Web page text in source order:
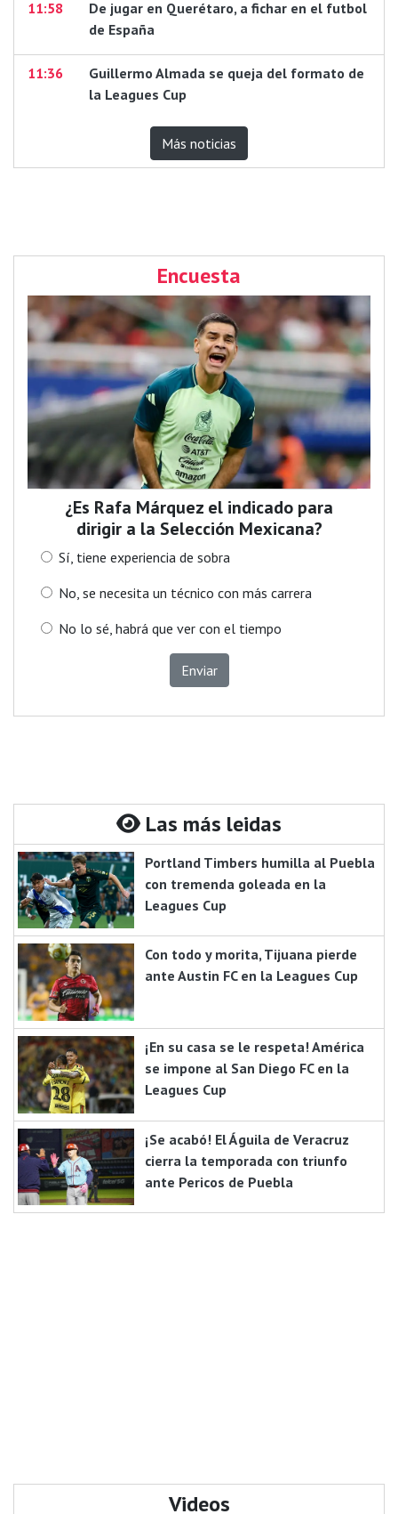
11:58
De jugar en Querétaro, a fichar en el futbol
de España
11:36
Guillermo Almada se queja del formato de
la Leagues Cup
Más noticias
Encuesta
¿Es Rafa Márquez el indicado para
dirigir a la Selección Mexicana?
Sí, tiene experiencia de sobra
No, se necesita un técnico con más carrera
No lo sé, habrá que ver con el tiempo
Enviar
Las más leidas
Portland Timbers humilla al Puebla
con tremenda goleada en la
Leagues Cup
Con todo y morita, Tijuana pierde
ante Austin FC en la Leagues Cup
¡En su casa se le respeta! América
se impone al San Diego FC en la
Leagues Cup
¡Se acabó! El Águila de Veracruz
cierra la temporada con triunfo
ante Pericos de Puebla
Videos